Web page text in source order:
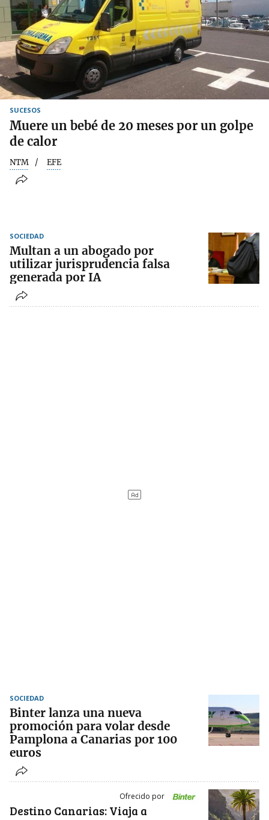
SUCESOS
Muere un bebé de 20 meses por un golpe
de calor
NTM EFE
SOCIEDAD
Multan a un abogado por
utilizar jurisprudencia falsa
generada por IA
SOCIEDAD
Binter lanza una nueva
promoción para volar desde
Pamplona a Canarias por 100
euros
Ofrecido por
Destino Canarias: Viaja a